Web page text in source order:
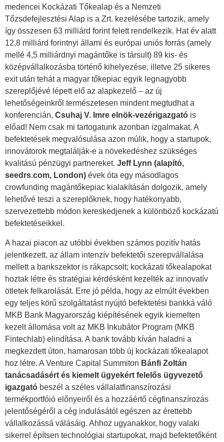
medencei Kockázati Tőkealap és a Nemzeti
Tőzsdefejlesztési Alap is a Zrt. kezelésébe tartozik, amely
így összesen 63 milliárd forint felett rendelkezik. Hat év alatt
12,8 milliárd forintnyi állami és európai uniós forrás (amely
mellé 4,5 milliárdnyi magántőke is társult) 89 kis- és
középvállalkozásba történő kihelyezése, illetve 25 sikeres
exit után tehát a magyar tőkepiac egyik legnagyobb
szereplőjévé lépett elő az alapkezelő – az új
lehetőségeinkről természetesen mindent megtudhat a
konferencián, Csuhaj V. Imre elnök-vezérigazgató is
előad! Nem csak mi tartogatunk azonban izgalmakat. A
befektetések megvalósulása azon múlik, hogy a startupok,
innovátorok megtalálják-e a növekedéshez szükséges
kvalitású pénzügyi partnereket. Jeff Lynn (alapító,
seedrs.com, London) évek óta egy másodlagos
crowfunding magántőkepiac kialakításán dolgozik, amely
lehetővé teszi a szereplőknek, hogy hatékonyabb,
szervezettebb módon kereskedjenek a különböző kockázatú
befektetéseikkel.
A hazai piacon az utóbbi években számos pozitív hatás
jelentkezett, az állam intenzív befektetői szerepvállalása
mellett a bankszektor is rákapcsolt; kockázati tőkealapokat
hoztak létre és stratégiai kérdésként kezelték az innovatív
ötletek felkarolását. Erre jó példa, hogy az elmúlt években
egy teljes körű szolgáltatást nyújtó befektetési bankká váló
MKB Bank Magyarország kiépítésének egyik kiemelten
kezelt állomása volt az MKB Inkubátor Program (MKB
Fintechlab) elindítása. A bank tovább kíván haladni a
megkezdett úton, hamarosan több új kockázati tőkealapot
hoz létre. A Venture Capital Summiton Bánfi Zoltán
tanácsadásért és kiemelt ügyekért felelős ügyvezető
igazgató beszél a széles vállalatfinanszírozási
termékportfóió előnyeiről és a hozzáértő cégfinanszírozás
jelentőségéről a cég indulásától egészen az érettebb
vállalkozássá válásáig. Ahhoz ugyanakkor, hogy valaki
sikerrel építsen technológiai startupokat, majd befektetőként